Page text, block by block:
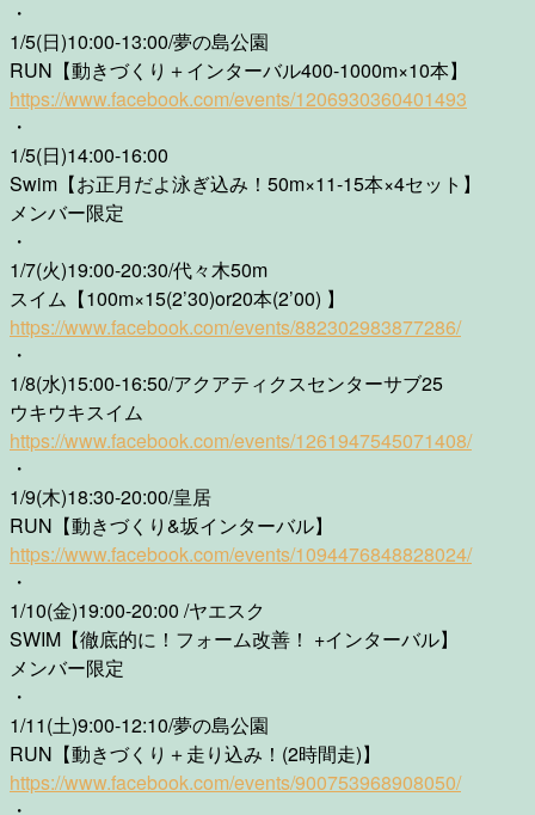
・
1/5(日)10:00-13:00/夢の島公園
RUN【動きづくり＋インターバル400-1000m×10本】
https://www.facebook.com/events/1206930360401493
・
1/5(日)14:00-16:00
Swim【お正月だよ泳ぎ込み！50m×11-15本×4セット】
メンバー限定
・
1/7(火)19:00-20:30/代々木50m
スイム【100m×15(2’30)or20本(2’00) 】
https://www.facebook.com/events/882302983877286/
・
1/8(水)15:00-16:50/アクアティクスセンターサブ25
ウキウキスイム
https://www.facebook.com/events/1261947545071408/
・
1/9(木)18:30-20:00/皇居
RUN【動きづくり&坂インターバル】
https://www.facebook.com/events/1094476848828024/
・
1/10(金)19:00-20:00 /ヤエスク
SWIM【徹底的に！フォーム改善！ +インターバル】
メンバー限定
・
1/11(土)9:00-12:10/夢の島公園
RUN【動きづくり＋走り込み！(2時間走)】
https://www.facebook.com/events/900753968908050/
・